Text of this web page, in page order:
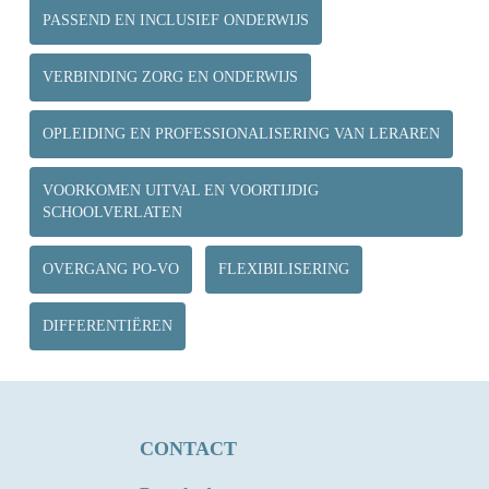
PASSEND EN INCLUSIEF ONDERWIJS
VERBINDING ZORG EN ONDERWIJS
OPLEIDING EN PROFESSIONALISERING VAN LERAREN
VOORKOMEN UITVAL EN VOORTIJDIG
SCHOOLVERLATEN
OVERGANG PO-VO FLEXIBILISERING
DIFFERENTIËREN
CONTACT